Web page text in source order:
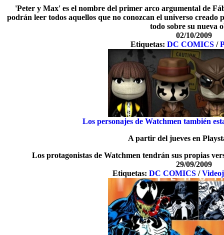
'Peter y Max' es el nombre del primer arco argumental de
podrán leer todos aquellos que no conozcan el universo
todo sobre su nueva
02/10/2009
Etiquetas:DC COMICS /
Los personajes de Watchmen también
A partir del jueves en
Los protagonistas de Watchmen tendrán sus propias
29/09/2009
Etiquetas:DC COMICS /